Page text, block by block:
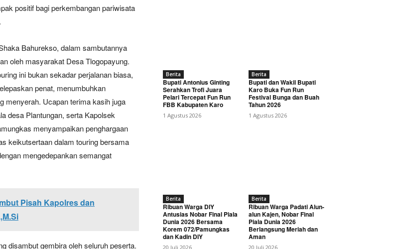
positif bagi perkembangan pariwisata
Bahurekso, dalam sambutannya
oleh masyarakat Desa Tlogopayung.
ini bukan sekadar perjalanan biasa,
penat, menumbuhkan
menyerah. Ucapan terima kasih juga
desa Plantungan, serta Kapolsek
menyampaikan penghargaan
keikutsertaan dalam touring bersama
mengedepankan semangat
Pisah Kapolres dan
disambut gembira oleh seluruh peserta.
Berita
Bupati Antonius Ginting
Serahkan Trofi Juara
Pelari Tercepat Fun Run
FBB Kabupaten Karo
1 Agustus 2026
Berita
Bupati dan Wakil Bupati
Karo Buka Fun Run
Festival Bunga dan Buah
Tahun 2026
1 Agustus 2026
Berita
Ribuan Warga DIY
Antusias Nobar Final Piala
Dunia 2026 Bersama
Korem 072/Pamungkas
dan Kadin DIY
20 Juli 2026
Berita
Ribuan Warga Padati Alun-
alun Kajen, Nobar Final
Piala Dunia 2026
Berlangsung Meriah dan
Aman
20 Juli 2026